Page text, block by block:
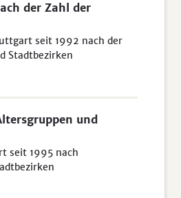
der Zahl der
seit 1992 nach der
Stadtbezirken
und
seit 1995 nach